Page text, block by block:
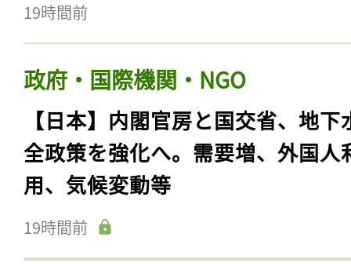
19時間前
政府・国際機関・NGO
【日本】内閣官房と国交省、地下
全政策を強化へ。需要増、外国人
用、気候変動等
19時間前